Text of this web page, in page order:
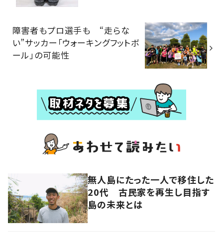
障害者もプロ選手も “走らな
い”サッカー「ウォーキングフットボ
ール」の可能性
無人島にたった一人で移住した
20代 古民家を再生し目指す
島の未来とは